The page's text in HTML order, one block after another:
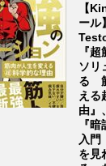
【
ール
『
ソリ
る
える
由』
『
入
を見